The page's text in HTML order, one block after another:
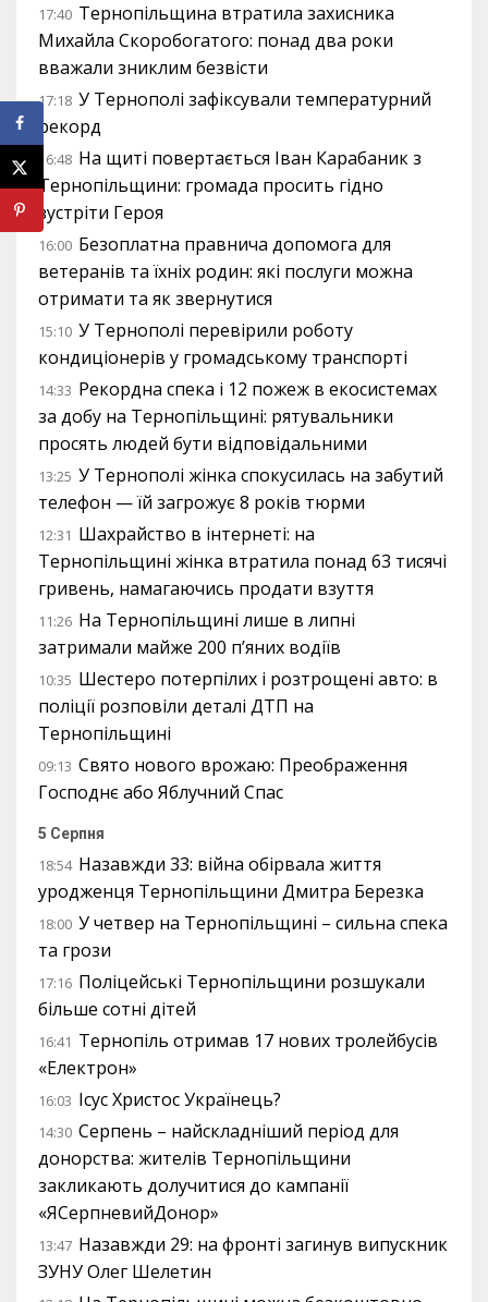
17:40 Тернопільщина втратила захисника
Михайла Скоробогатого: понад два роки
вважали зниклим безвісти
17:18 У Тернополі зафіксували температурний
рекорд
16:48 На щиті повертається Іван Карабаник з
Тернопільщини: громада просить гідно
зустріти Героя
16:00 Безоплатна правнича допомога для
ветеранів та їхніх родин: які послуги можна
отримати та як звернутися
15:10 У Тернополі перевірили роботу
кондиціонерів у громадському транспорті
14:33 Рекордна спека і 12 пожеж в екосистемах
за добу на Тернопільщині: рятувальники
просять людей бути відповідальними
13:25 У Тернополі жінка спокусилась на забутий
телефон — їй загрожує 8 років тюрми
12:31 Шахрайство в інтернеті: на
Тернопільщині жінка втратила понад 63 тисячі
гривень, намагаючись продати взуття
11:26 На Тернопільщині лише в липні
затримали майже 200 п’яних водіїв
10:35 Шестеро потерпілих і розтрощені авто: в
поліції розповіли деталі ДТП на
Тернопільщині
09:13 Свято нового врожаю: Преображення
Господнє або Яблучний Спас
5 Серпня
18:54 Назавжди 33: війна обірвала життя
уродженця Тернопільщини Дмитра Березка
18:00 У четвер на Тернопільщині – сильна спека
та грози
17:16 Поліцейські Тернопільщини розшукали
більше сотні дітей
16:41 Тернопіль отримав 17 нових тролейбусів
«Електрон»
16:03 Ісус Христос Українець?
14:30 Серпень – найскладніший період для
донорства: жителів Тернопільщини
закликають долучитися до кампанії
«ЯСерпневийДонор»
13:47 Назавжди 29: на фронті загинув випускник
ЗУНУ Олег Шелетин